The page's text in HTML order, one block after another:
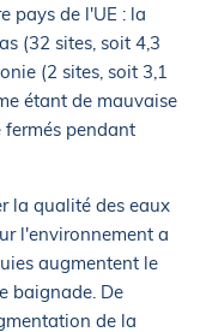
pays de l'UE : la
(32 sites, soit 4,3
(2 sites, soit 3,1
étant de mauvaise
pendant
la qualité des eaux
l'environnement a
augmentent le
baignade. De
de la